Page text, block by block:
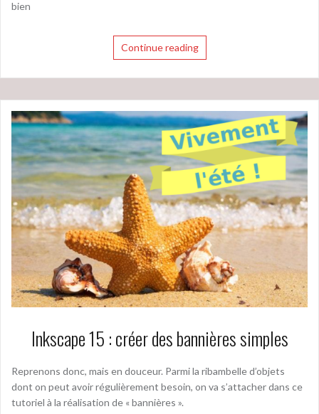
bien
Continue reading
Inkscape 15 : créer des bannières simples
Reprenons donc, mais en douceur. Parmi la ribambelle d’objets
dont on peut avoir régulièrement besoin, on va s’attacher dans ce
tutoriel à la réalisation de « bannières ».